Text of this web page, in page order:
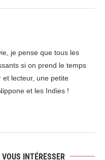
je pense que tous les
si on prend le temps
et lecteur, une petite
et les Indies !
INTÉRESSER